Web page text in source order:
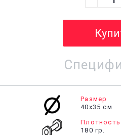
Размер
40х35 см
Плотность
180 гр.